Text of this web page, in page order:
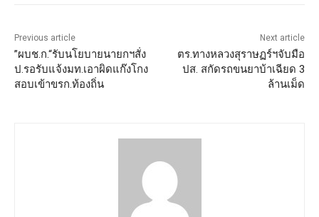
Previous article
”ผบช.ก.“รับนโยบายนายกฯสั่ง
ป.รอรับแจ้งมท.เอาผิดแก๊งโกง
สอบเข้าขรก.ท้องถิ่น
Next article
ตร.ทางหลวงสุราษฏร์ฯจับมือ
ปส. สกัดรถขนยาบ้าเฉียด 3
ล้านเม็ด